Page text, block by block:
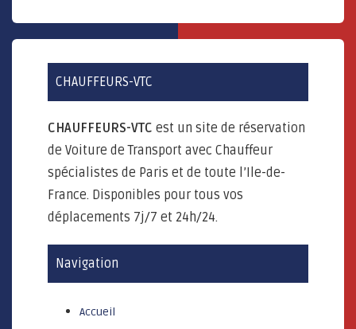
CHAUFFEURS-VTC
CHAUFFEURS-VTC est un site de réservation
de Voiture de Transport avec Chauffeur
spécialistes de Paris et de toute l’Ile-de-
France. Disponibles pour tous vos
déplacements 7j/7 et 24h/24.
Navigation
Accueil